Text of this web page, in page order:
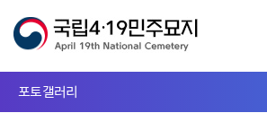
포토갤러리